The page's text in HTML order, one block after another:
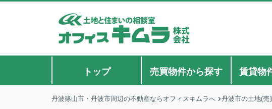
トップ 売買物件から探す 賃貸物
丹波篠山市・丹波市周辺の不動産ならオフィスキムラへ 丹波市の土地(売